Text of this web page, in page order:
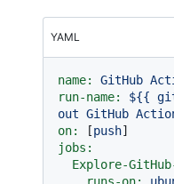
YAML
name: GitHub
run-name:
${{
out GitHub
on:
[push
jobs:
Explore-
runs-on: